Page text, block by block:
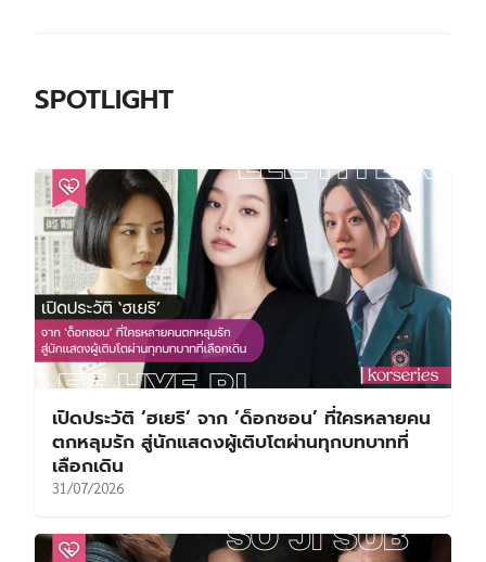
SPOTLIGHT
เปิดประวัติ ‘ฮเยริ’ จาก ‘ด็อกซอน’ ที่ใครหลายคน
ตกหลุมรัก สู่นักแสดงผู้เติบโตผ่านทุกบทบาทที่
เลือกเดิน
31/07/2026